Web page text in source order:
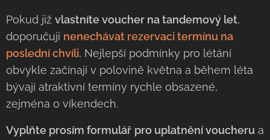
Pokud již vlastníte voucher na tandemový let,
doporučuji nenechávat rezervaci termínu na
poslední chvíli. Nejlepší podmínky pro létání
obvykle začínají v polovině května a během léta
bývají atraktivní termíny rychle obsazené,
zejména o víkendech.
Vyplňte prosím formulář pro uplatnění voucherua